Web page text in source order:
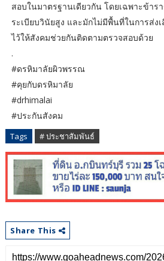
สอบในมาตรฐานเดียวกัน โดยเฉพาะข้าร
ระเบียบวินัยสูง และมักไม่มีพื้นที่ในการส่ง
ไว้ให้สังคมช่วยกันติดตามตรวจสอบด้วย
.
#ดรหิมาลัยผิวพรรณ
#คุยกับดรหิมาลัย
#drhimalai
#ประกันสังคม
Tags # ประชาสัมพันธ์
Share This